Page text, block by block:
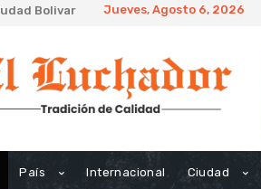
Bolivar Jueves, Agosto 6, 2026
País Internacional Ciudad